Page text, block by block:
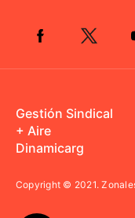
Gestión Sindical
+ Aire
Dinamicarg
Copyright © 2021.